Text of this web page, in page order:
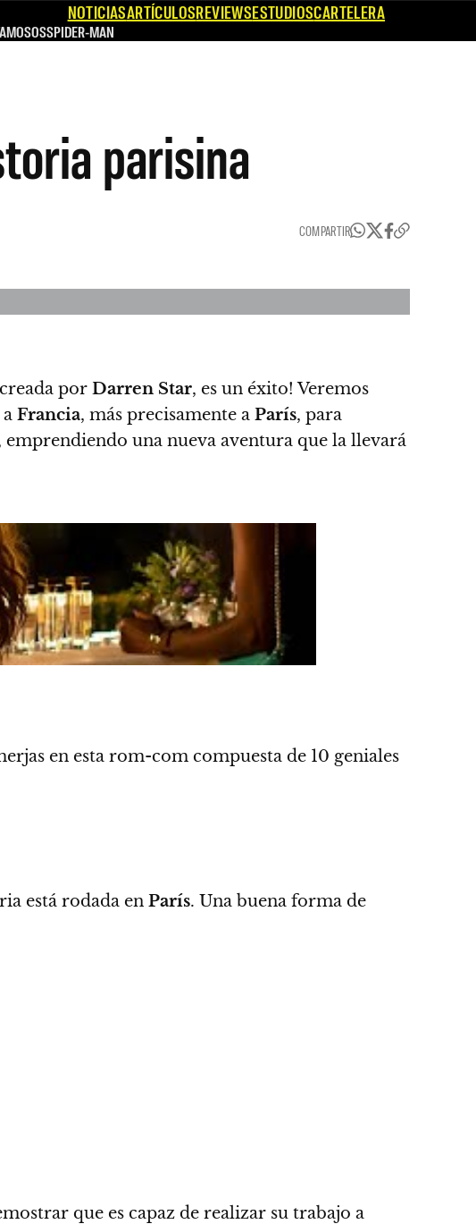
NOTICIASARTÍCULOSREVIEWSESTUDIOSCARTELERA
SPIDER-MAN
parisina
COMPARTIR
por Darren Star, es un éxito! Veremos
Francia, más precisamente a París, para
una nueva aventura que la llevará
en esta rom-com compuesta de 10 geniales
está rodada en París. Una buena forma de
que es capaz de realizar su trabajo a